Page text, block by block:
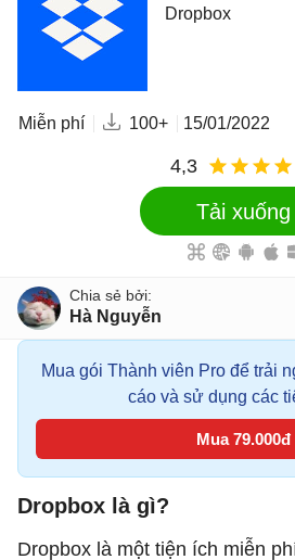
Dropbox
Miễn phí 100+ 15/01/2022
4,3
Tải xuống
Hà Nguyễn
Mua gói Thành viên Pro để trải
cáo và sử dụng các
Mua 79.000đ
Dropbox là gì?
Dropbox là một tiện ích miễn